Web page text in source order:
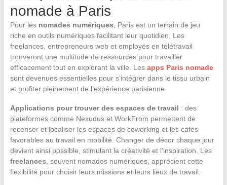
nomade à Paris
Pour les nomades numériques , Paris est un terrain de jeu
riche en outils numériques facilitant leur quotidien. Les
freelances, entrepreneurs web et employés en télétravail
trouveront une multitude de ressources pour travailler
efficacement tout en explorant la ville. Les apps Paris nomade
sont devenues essentielles pour s’intégrer dans le tissu urbain
et profiter pleinement de l’expérience parisienne.
Applications pour trouver des espaces de travail : des
plateformes comme Nexudus et WorkFrom permettent de
recenser et localiser les espaces de coworking et les cafés
favorables au travail en mobilité. Changer de décor chaque jour
devient ainsi possible, stimulant la créativité et l’inspiration. Les
freelances , souvent nomades numériques, apprécient cette
flexibilité pour choisir leurs missions et leurs lieux de travail.